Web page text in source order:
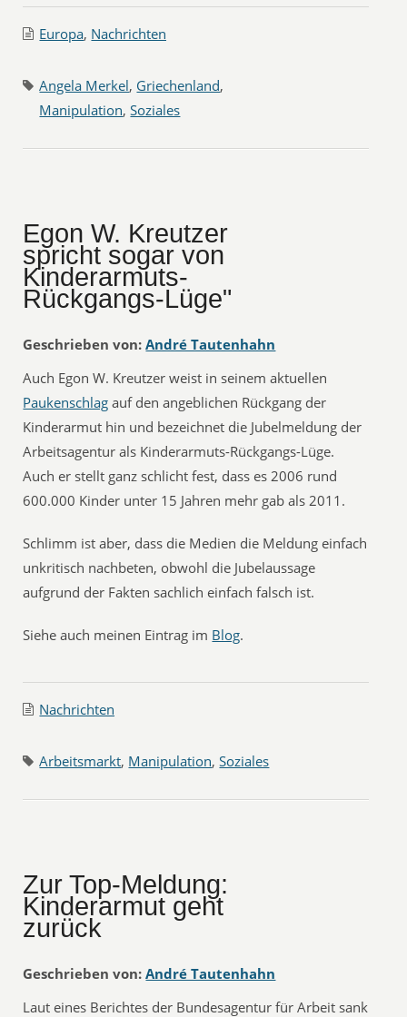
Europa, Nachrichten
Angela Merkel, Griechenland,
Manipulation,Soziales
Egon W. Kreutzer
spricht sogar von
Kinderarmuts-
Rückgangs-Lüge"
Geschrieben von: André Tautenhahn
Auch Egon W. Kreutzer weist in seinem aktuellen
Paukenschlag auf den angeblichen Rückgang der
Kinderarmut hin und bezeichnet die Jubelmeldung der
Arbeitsagentur als Kinderarmuts-Rückgangs-Lüge.
Auch er stellt ganz schlicht fest, dass es 2006 rund
600.000 Kinder unter 15 Jahren mehr gab als 2011.
Schlimm ist aber, dass die Medien die Meldung einfach
unkritisch nachbeten, obwohl die Jubelaussage
aufgrund der Fakten sachlich einfach falsch ist.
Siehe auch meinen Eintrag im Blog.
Nachrichten
Arbeitsmarkt, Manipulation,Soziales
Zur Top-Meldung:
Kinderarmut geht
zurück
Geschrieben von: André Tautenhahn
Laut eines Berichtes der Bundesagentur für Arbeit sank